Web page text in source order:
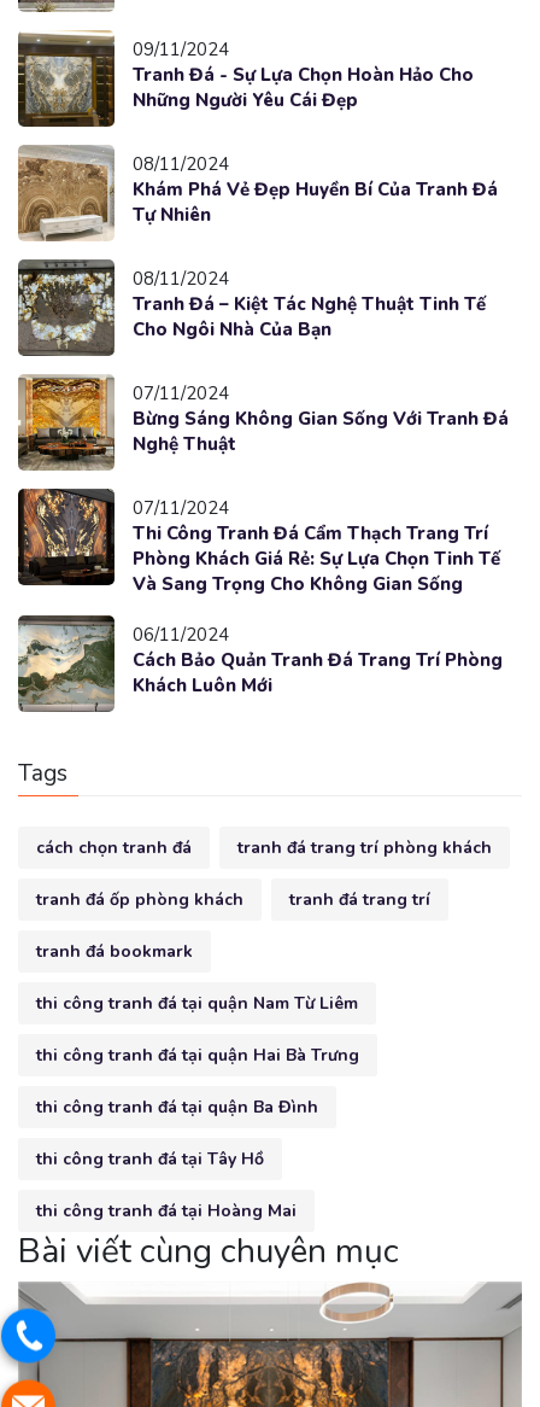
09/11/2024
Tranh Đá - Sự Lựa Chọn Hoàn Hảo Cho
Những Người Yêu Cái Đẹp
08/11/2024
Khám Phá Vẻ Đẹp Huyền Bí Của Tranh Đá
Tự Nhiên
08/11/2024
Tranh Đá – Kiệt Tác Nghệ Thuật Tinh Tế
Cho Ngôi Nhà Của Bạn
07/11/2024
Bừng Sáng Không Gian Sống Với Tranh Đá
Nghệ Thuật
07/11/2024
Thi Công Tranh Đá Cẩm Thạch Trang Trí
Phòng Khách Giá Rẻ: Sự Lựa Chọn Tinh Tế
Và Sang Trọng Cho Không Gian Sống
06/11/2024
Cách Bảo Quản Tranh Đá Trang Trí Phòng
Khách Luôn Mới
Tags
cách chọn tranh đá tranh đá trang trí phòng khách
tranh đá ốp phòng khách tranh đá trang trí
tranh đá bookmark
thi công tranh đá tại quận Nam Từ Liêm
thi công tranh đá tại quận Hai Bà Trưng
thi công tranh đá tại quận Ba Đình
thi công tranh đá tại Tây Hồ
thi công tranh đá tại Hoàng Mai
Bài viết cùng chuyên mục